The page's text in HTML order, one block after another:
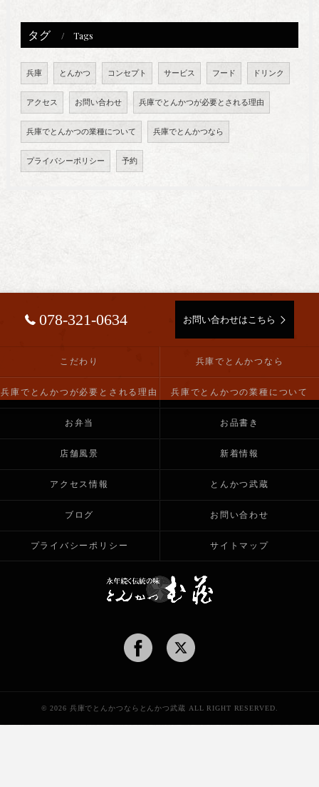
タグ Tags
兵庫 とんかつ コンセプト サービス フード ドリンク
アクセス お問い合わせ 兵庫でとんかつが必要とされる理由
兵庫でとんかつの業種について 兵庫でとんかつなら
プライバシーポリシー 予約
078-321-0634 お問い合わせはこちら
こだわり 兵庫でとんかつなら
兵庫でとんかつが必要とされる理由 兵庫でとんかつの業種について
お弁当 お品書き
店舗風景 新着情報
アクセス情報 とんかつ武蔵
ブログ お問い合わせ
プライバシーポリシー サイトマップ
© 2026 兵庫でとんかつならとんかつ武蔵 ALL RIGHT RESERVED.